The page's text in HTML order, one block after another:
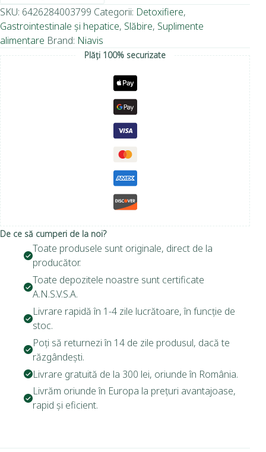
SKU: 6426284003799 Categorii: Detoxifiere,
Gastrointestinale și hepatice, Slăbire, Suplimente
alimentare Brand: Niavis
Plăți 100% securizate
De ce să cumperi de la noi?
Toate produsele sunt originale, direct de la
producător.
Toate depozitele noastre sunt certificate
A.N.S.V.S.A.
Livrare rapidă în 1-4 zile lucrătoare, în funcție de
stoc.
Poți să returnezi în 14 de zile produsul, dacă te
răzgândești.
Livrare gratuită de la 300 lei, oriunde în România.
Livrăm oriunde în Europa la prețuri avantajoase,
rapid și eficient.